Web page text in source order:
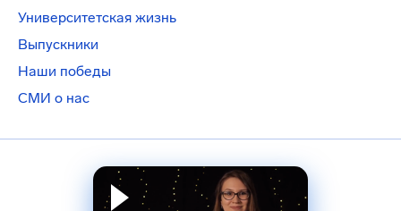
Университетская жизнь
Выпускники
Наши победы
СМИ о нас